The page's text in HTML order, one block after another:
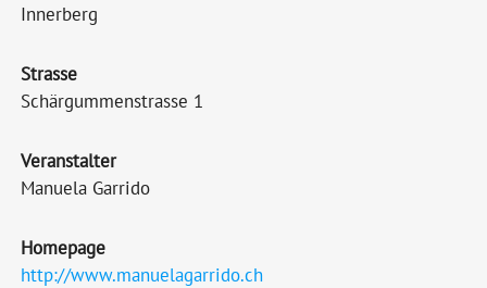
Innerberg
Strasse
Schärgummenstrasse 1
Veranstalter
Manuela Garrido
Homepage
http://www.manuelagarrido.ch